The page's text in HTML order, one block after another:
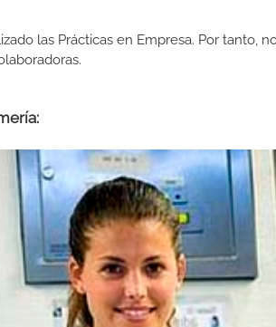
las Prácticas en Empresa. Por tanto,